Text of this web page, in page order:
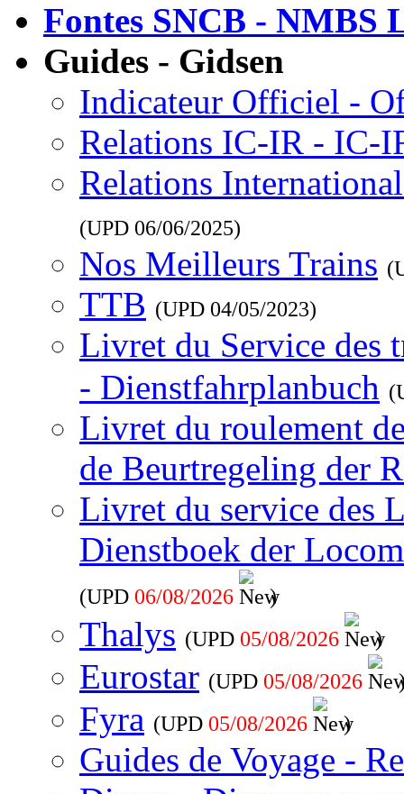
Fontes SNCB - NMBS
Guides - Gidsen
Indicateur Officiel -
Relations IC-IR - IC-
Relations
(UPD 06/06/2025)
Nos Meilleurs Trains
TTB (UPD 04/05/2023)
Livret du Service des
- Dienstfahrplanbuch
Livret du roulement
de Beurtregeling der
Livret du service des
Dienstboek der
(UPD 06/08/2026 )
Thalys (UPD 05/08/2026 )
Eurostar (UPD 05/08/2026
Fyra (UPD 05/08/2026 )
Guides de Voyage -